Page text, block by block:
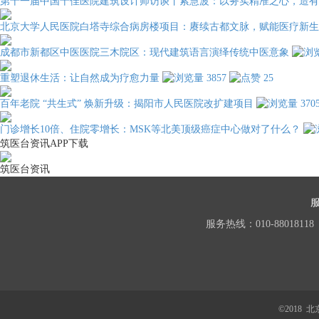
北京大学人民医院白塔寺综合病房楼项目：赓续古都文脉，赋能医疗新生
成都市新都区中医医院三木院区：现代建筑语言演绎传统中医意象
重塑退休生活：让自然成为疗愈力量 3857 25
百年老院 “共生式” 焕新升级：揭阳市人民医院改扩建项目
门诊增长10倍、住院零增长：MSK等北美顶级癌症中心做对了什么？
筑医台资讯APP下载
筑医台资讯
服务热线：010-88018118
©2018 北